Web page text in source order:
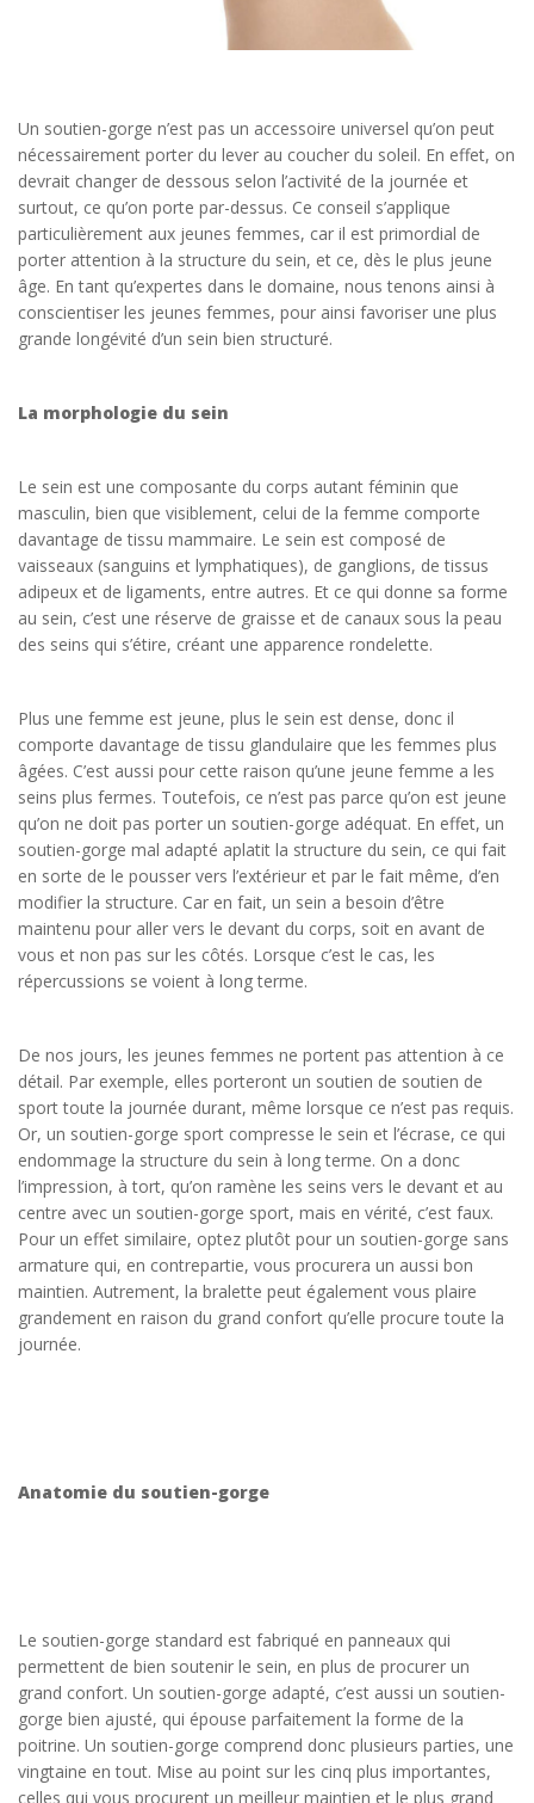
Un soutien-gorge n’est pas un accessoire universel qu’on peut
nécessairement porter du lever au coucher du soleil. En effet, on
devrait changer de dessous selon l’activité de la journée et
surtout, ce qu’on porte par-dessus. Ce conseil s’applique
particulièrement aux jeunes femmes, car il est primordial de
porter attention à la structure du sein, et ce, dès le plus jeune
âge. En tant qu’expertes dans le domaine, nous tenons ainsi à
conscientiser les jeunes femmes, pour ainsi favoriser une plus
grande longévité d’un sein bien structuré.
La morphologie du sein
Le sein est une composante du corps autant féminin que
masculin, bien que visiblement, celui de la femme comporte
davantage de tissu mammaire. Le sein est composé de
vaisseaux (sanguins et lymphatiques), de ganglions, de tissus
adipeux et de ligaments, entre autres. Et ce qui donne sa forme
au sein, c’est une réserve de graisse et de canaux sous la peau
des seins qui s’étire, créant une apparence rondelette.
Plus une femme est jeune, plus le sein est dense, donc il
comporte davantage de tissu glandulaire que les femmes plus
âgées. C’est aussi pour cette raison qu’une jeune femme a les
seins plus fermes. Toutefois, ce n’est pas parce qu’on est jeune
qu’on ne doit pas porter un soutien-gorge adéquat. En effet, un
soutien-gorge mal adapté aplatit la structure du sein, ce qui fait
en sorte de le pousser vers l’extérieur et par le fait même, d’en
modifier la structure. Car en fait, un sein a besoin d’être
maintenu pour aller vers le devant du corps, soit en avant de
vous et non pas sur les côtés. Lorsque c’est le cas, les
répercussions se voient à long terme.
De nos jours, les jeunes femmes ne portent pas attention à ce
détail. Par exemple, elles porteront un soutien de soutien de
sport toute la journée durant, même lorsque ce n’est pas requis.
Or, un soutien-gorge sport compresse le sein et l’écrase, ce qui
endommage la structure du sein à long terme. On a donc
l’impression, à tort, qu’on ramène les seins vers le devant et au
centre avec un soutien-gorge sport, mais en vérité, c’est faux.
Pour un effet similaire, optez plutôt pour un soutien-gorge sans
armature qui, en contrepartie, vous procurera un aussi bon
maintien. Autrement, la bralette peut également vous plaire
grandement en raison du grand confort qu’elle procure toute la
journée.
Anatomie du soutien-gorge
Le soutien-gorge standard est fabriqué en panneaux qui
permettent de bien soutenir le sein, en plus de procurer un
grand confort. Un soutien-gorge adapté, c’est aussi un soutien-
gorge bien ajusté, qui épouse parfaitement la forme de la
poitrine. Un soutien-gorge comprend donc plusieurs parties, une
vingtaine en tout. Mise au point sur les cinq plus importantes,
celles qui vous procurent un meilleur maintien et le plus grand